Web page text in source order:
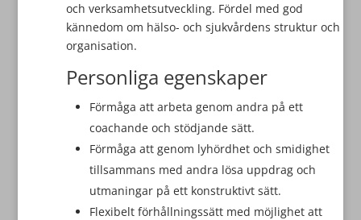
och verksamhetsutveckling. Fördel med god
kännedom om hälso- och sjukvårdens struktur och
organisation.
Personliga egenskaper
Förmåga att arbeta genom andra på ett
coachande och stödjande sätt.
Förmåga att genom lyhördhet och smidighet
tillsammans med andra lösa uppdrag och
utmaningar på ett konstruktivt sätt.
Flexibelt förhållningssätt med möjlighet att